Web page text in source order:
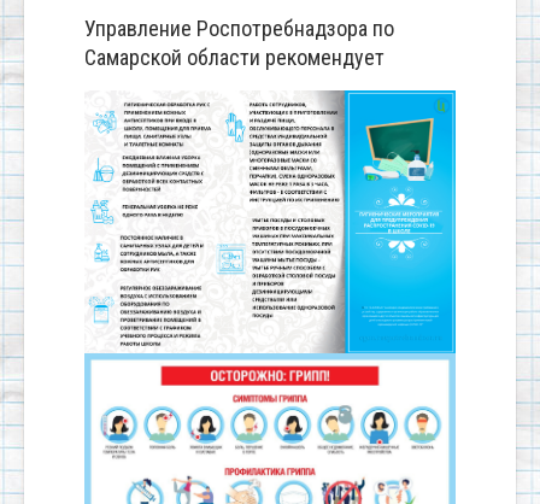
Управление Роспотребнадзора по
Самарской области рекомендует